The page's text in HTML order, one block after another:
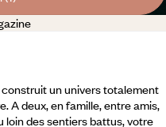
un univers totalement
A deux, en famille, entre amis,
loin des sentiers battus, votre